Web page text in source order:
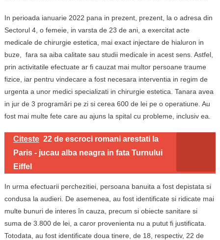
In perioada ianuarie 2022 pana in prezent, prezent, la o adresa din
Sectorul 4, o femeie, in varsta de 23 de ani, a exercitat acte
medicale de chirurgie estetica, mai exact injectare de hialuron in
buze, fara sa aiba calitate sau studii medicale in acest sens. Astfel,
prin activitatile efectuate ar fi cauzat mai multor persoane traume
fizice, iar pentru vindecare a fost necesara interventia in regim de
urgenta a unor medici specializati in chirurgie estetica. Tanara avea
in jur de 3 programări pe zi si cerea 600 de lei pe o operatiune. Au
fost mai multe fete care au ajuns la spital cu probleme, inclusiv ea.
Citeste 22 de escroci romani arestati la
Paris - jucau alba neagra in fata Turnului
Eiffel
In urma efectuarii perchezitiei, persoana banuita a fost depistata si
condusa la audieri. De asemenea, au fost identificate si ridicate mai
multe bunuri de interes în cauza, precum si obiecte sanitare si
suma de 3.800 de lei, a caror provenienta nu a putut fi justificata.
Totodata, au fost identificate doua tinere, de 18, respectiv, 22 de